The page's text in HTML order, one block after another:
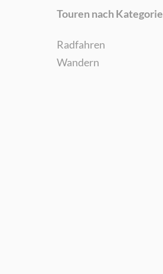
Touren nach Kategorie
Radfahren
Wandern